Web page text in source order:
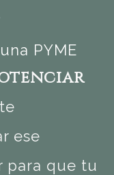
PYME
ese
para que tu